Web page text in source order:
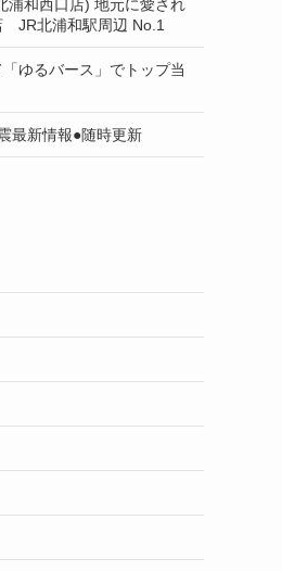
浦和西口店) 地元に愛され
JR北浦和駅周辺 No.1
ゆるバース」でトップ当
最新情報●随時更新